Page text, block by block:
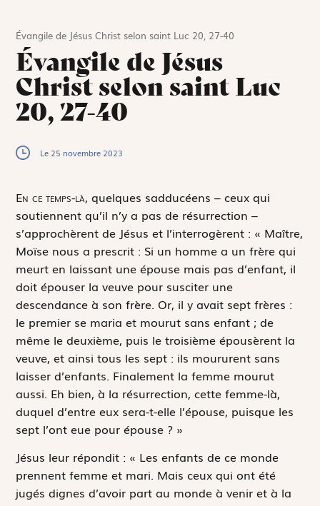
Évangile de Jésus Christ selon saint Luc 20, 27-40
Évangile de Jésus
Christ selon saint Luc
20, 27-40
Le 25 novembre 2023
En ce temps-là, quelques sadducéens – ceux qui
soutiennent qu’il n’y a pas de résurrection –
s’approchèrent de Jésus et l’interrogèrent : « Maître,
Moïse nous a prescrit : Si un homme a un frère qui
meurt en laissant une épouse mais pas d’enfant, il
doit épouser la veuve pour susciter une
descendance à son frère. Or, il y avait sept frères :
le premier se maria et mourut sans enfant ; de
même le deuxième, puis le troisième épousèrent la
veuve, et ainsi tous les sept : ils moururent sans
laisser d’enfants. Finalement la femme mourut
aussi. Eh bien, à la résurrection, cette femme-là,
duquel d’entre eux sera-t-elle l’épouse, puisque les
sept l’ont eue pour épouse ? »
Jésus leur répondit : « Les enfants de ce monde
prennent femme et mari. Mais ceux qui ont été
jugés dignes d’avoir part au monde à venir et à la